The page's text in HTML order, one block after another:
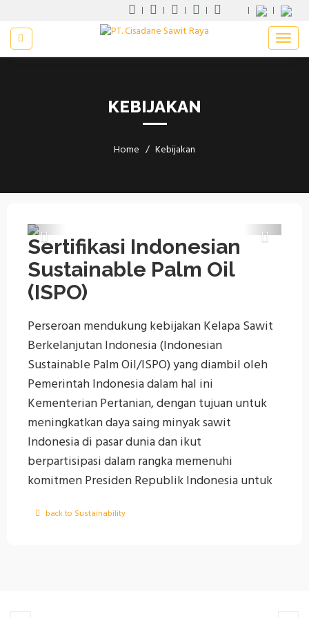
KEBIJAKAN
Home Kebijakan
Previous Next
Sertifikasi Indonesian
Sustainable Palm Oil
(ISPO)
Perseroan mendukung kebijakan Kelapa Sawit
Berkelanjutan Indonesia (Indonesian
Sustainable Palm Oil/ISPO) yang diambil oleh
Pemerintah Indonesia dalam hal ini
Kementerian Pertanian, dengan tujuan untuk
meningkatkan daya saing minyak sawit
Indonesia di pasar dunia dan ikut
berpartisipasi dalam rangka memenuhi
komitmen Presiden Republik Indonesia untuk
perhatian terhadap masalah lingkungan.
back to Sustainability